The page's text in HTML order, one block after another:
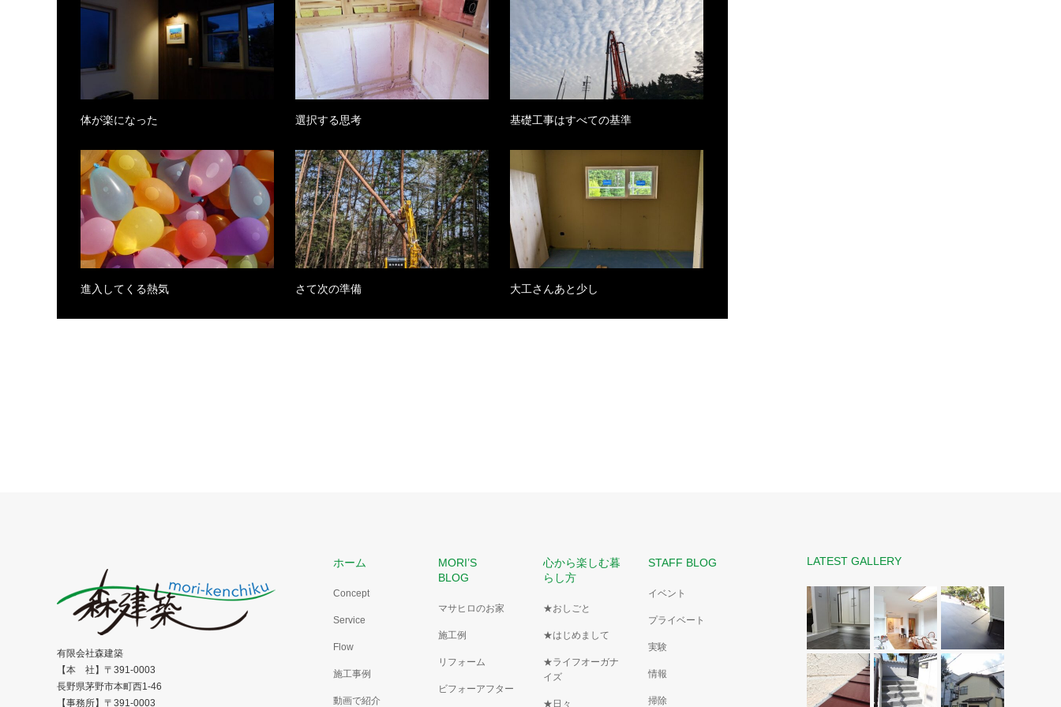
体が楽になった 選択する思考 基礎工事はすべての基準
進入してくる熱気 さて次の準備 大工さんあと少し
ホーム
Concept
Service
Flow
施工事例
動画で紹介
MORI’S
BLOG
マサヒロのお家
施工例
リフォーム
ビフォーアフター
心から楽しむ暮
らし方
★おしごと
★はじめまして
★ライフオーガナ
イズ
★日々
STAFF BLOG
イベント
プライベート
実験
情報
掃除
LATEST GALLERY
有限会社森建築
【本 社】〒391-0003
長野県茅野市本町西1-46
【事務所】〒391-0003